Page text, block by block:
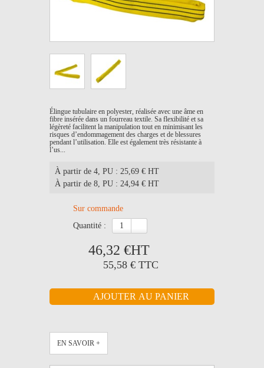
Élingue tubulaire en polyester, réalisée avec une âme en
fibre insérée dans un fourreau textile. Sa flexibilité et sa
légèreté facilitent la manipulation tout en minimisant les
risques d’endommagement des charges et de blessures
pendant l’utilisation. Elle est également très résistante à
l’us...
À partir de 4, PU : 25,69 € HT
À partir de 8, PU : 24,94 € HT
Sur commande
quantité :
46,32 €HT
55,58 € TTC
EN SAVOIR +